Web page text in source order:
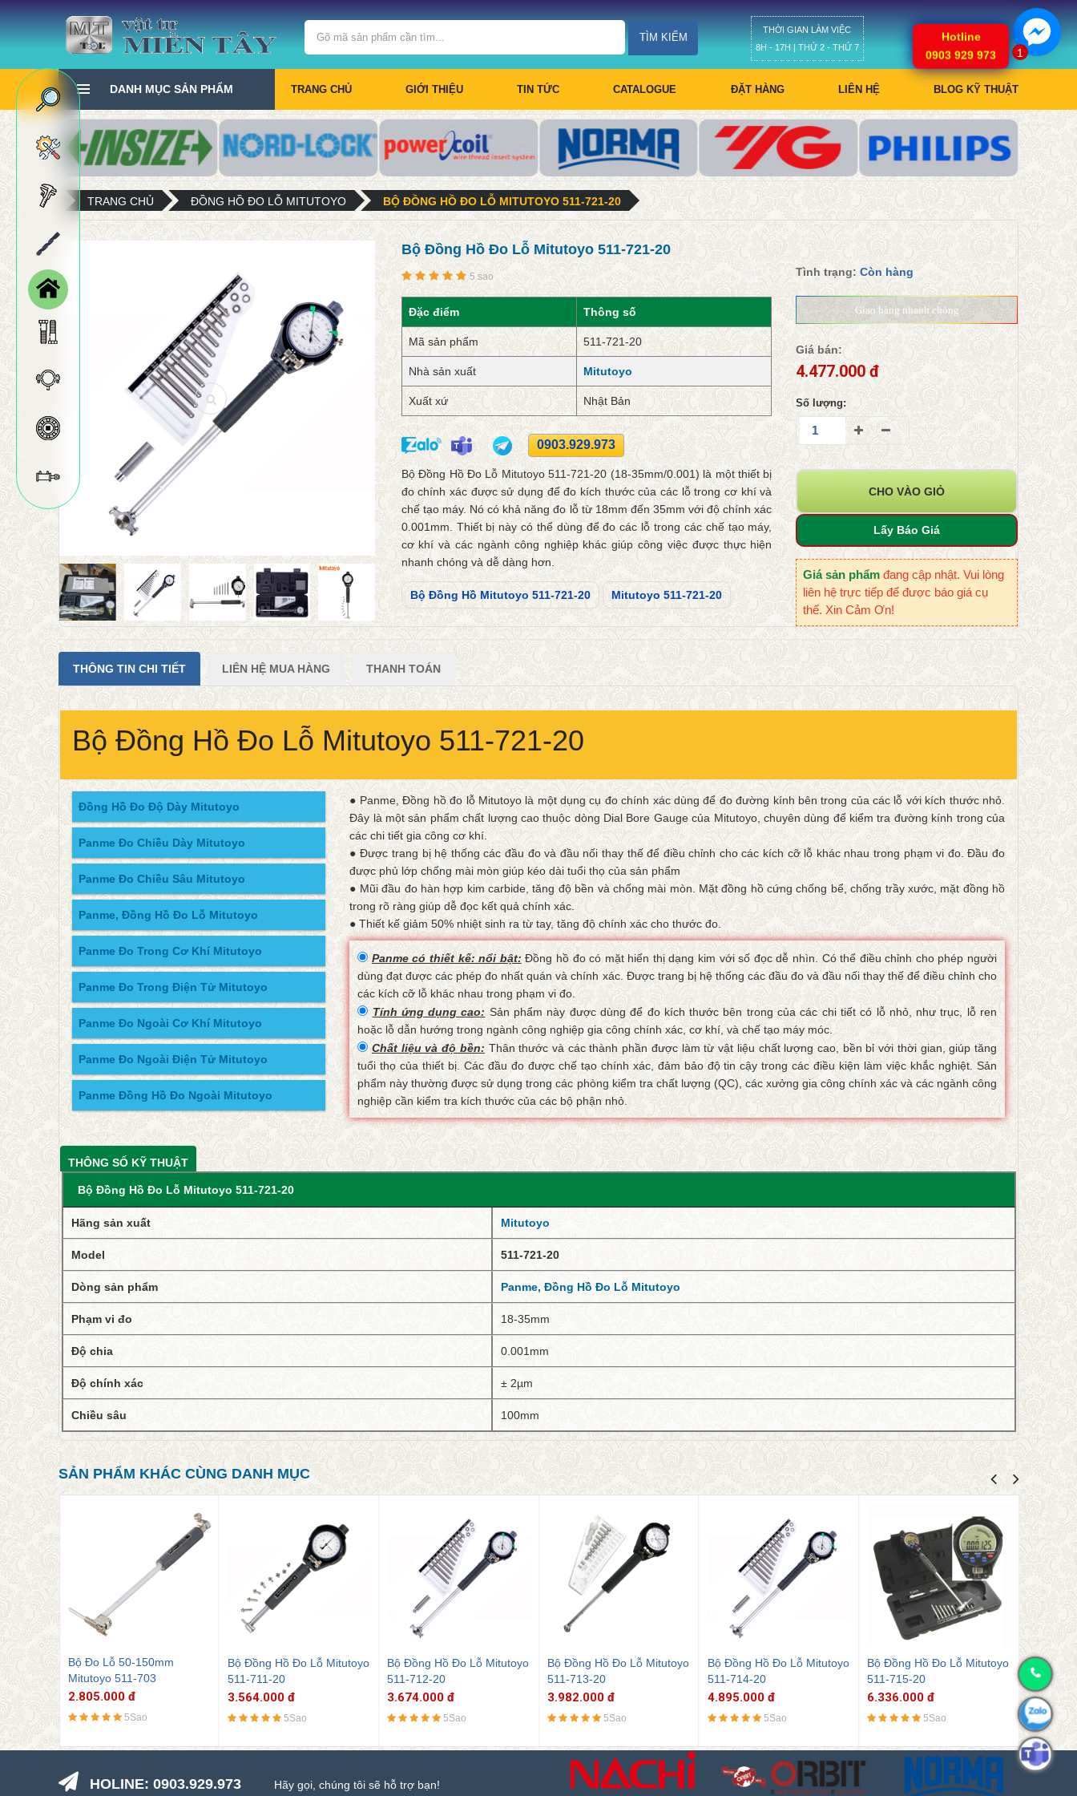
TÌM KIẾM
THỜI GIAN LÀM VIỆC
8H - 17H | THỨ 2 - THỨ 7
Giỏ hàng
DANH MỤC SẢN PHẨM TRANG CHỦ GIỚI THIỆU TIN TỨC CATALOGUE ĐẶT HÀNG LIÊN HỆ BLOG KỸ THUẬT
TRANG CHỦ ĐỒNG HỒ ĐO LỖ MITUTOYO BỘ ĐỒNG HỒ ĐO LỖ MITUTOYO 511-721-20
Bộ Đồng Hồ Đo Lỗ Mitutoyo 511-721-20
5 sao
Đặc điểm Thông số
Mã sản phẩm 511-721-20
Nhà sản xuất Mitutoyo
Xuất xứ Nhật Bản
0903.929.973
Bộ Đồng Hồ Đo Lỗ Mitutoyo 511-721-20 (18-35mm/0.001) là một thiết bị
đo chính xác được sử dụng để đo kích thước của các lỗ trong cơ khí và
chế tạo máy. Nó có khả năng đo lỗ từ 18mm đến 35mm với độ chính xác
0.001mm. Thiết bị này có thể dùng để đo các lỗ trong các chế tạo máy,
cơ khí và các ngành công nghiệp khác giúp công việc được thực hiện
nhanh chóng và dễ dàng hơn.
Bộ Đồng Hồ Mitutoyo 511-721-20 Mitutoyo 511-721-20
Tình trạng:Còn hàng
Giao hàng nhanh chóng
Giá bán:
4.477.000 đ
Số lượng:
CHO VÀO GIỎ
Lấy Báo Giá
Giá sản phẩm đang cập nhật. Vui lòng
liên hệ trực tiếp để được báo giá cụ
thể. Xin Cảm Ơn!
THÔNG TIN CHI TIẾT LIÊN HỆ MUA HÀNG THANH TOÁN
Bộ Đồng Hồ Đo Lỗ Mitutoyo 511-721-20
Đồng Hồ Đo Độ Dày Mitutoyo
Panme Đo Chiều Dày Mitutoyo
Panme Đo Chiều Sâu Mitutoyo
Panme, Đồng Hồ Đo Lỗ Mitutoyo
Panme Đo Trong Cơ Khí Mitutoyo
Panme Đo Trong Điện Tử Mitutoyo
Panme Đo Ngoài Cơ Khí Mitutoyo
Panme Đo Ngoài Điện Tử Mitutoyo
Panme Đồng Hồ Đo Ngoài Mitutoyo
● Panme, Đồng hồ đo lỗ Mitutoyo là một dụng cụ đo chính xác dùng để đo đường kính bên trong của các lỗ với kích thước nhỏ.
Đây là một sản phẩm chất lượng cao thuộc dòng Dial Bore Gauge của Mitutoyo, chuyên dùng để kiểm tra đường kính trong của
các chi tiết gia công cơ khí.
● Được trang bị hệ thống các đầu đo và đầu nối thay thế để điều chỉnh cho các kích cỡ lỗ khác nhau trong phạm vi đo. Đầu đo
được phủ lớp chống mài mòn giúp kéo dài tuổi thọ của sản phẩm
● Mũi đầu đo hàn hợp kim carbide, tăng độ bền và chống mài mòn. Mặt đồng hồ cứng chống bể, chống trầy xước, mặt đồng hồ
trong rõ ràng giúp dễ đọc kết quả chính xác.
● Thiết kế giảm 50% nhiệt sinh ra từ tay, tăng độ chính xác cho thước đo.
Panme có thiết kế: nổi bật: Đồng hồ đo có mặt hiển thị dạng kim với số đọc dễ nhìn. Có thể điều chỉnh cho phép người
dùng đạt được các phép đo nhất quán và chính xác. Được trang bị hệ thống các đầu đo và đầu nối thay thế để điều chỉnh cho
các kích cỡ lỗ khác nhau trong phạm vi đo.
Tính ứng dụng cao:Sản phẩm này được dùng để đo kích thước bên trong của các chi tiết có lỗ nhỏ, như trục, lỗ ren
hoặc lỗ dẫn hướng trong ngành công nghiệp gia công chính xác, cơ khí, và chế tạo máy móc.
Chất liệu và độ bền: Thân thước và các thành phần được làm từ vật liệu chất lượng cao, bền bỉ với thời gian, giúp tăng
tuổi thọ của thiết bị. Các đầu đo được chế tạo chính xác, đảm bảo độ tin cậy trong các điều kiện làm việc khắc nghiệt. Sản
phẩm này thường được sử dụng trong các phòng kiểm tra chất lượng (QC), các xưởng gia công chính xác và các ngành công
nghiệp cần kiểm tra kích thước của các bộ phận nhỏ.
THÔNG SỐ KỸ THUẬT
Bộ Đồng Hồ Đo Lỗ Mitutoyo 511-721-20
Hãng sản xuất Mitutoyo
Model 511-721-20
Dòng sản phẩm Panme, Đồng Hồ Đo Lỗ Mitutoyo
Phạm vi đo 18-35mm
Độ chia 0.001mm
Độ chính xác ± 2µm
Chiều sâu 100mm
SẢN PHẨM KHÁC CÙNG DANH MỤC
Bộ Đồng Hồ Đo Lỗ Mitutoyo
511-711-20
3.564.000 đ
5Sao
Bộ Đồng Hồ Đo Lỗ Mitutoyo
511-712-20
3.674.000 đ
5Sao
Bộ Đồng Hồ Đo Lỗ Mitutoyo
511-713-20
3.982.000 đ
5Sao
Bộ Đồng Hồ Đo Lỗ Mitutoyo
511-714-20
4.895.000 đ
5Sao
Bộ Đồng Hồ Đo Lỗ Mitutoyo
511-715-20
6.336.000 đ
5Sao
Bộ Đồng Hồ Đo Lỗ Mitutoyo
511-211-20
3.311.000 đ
5Sao
Bộ Đồng
511-204-
HOLINE: 0903.929.973 Hãy gọi, chúng tôi sẽ hỗ trợ bạn!
1
Hotline
0903 929 973